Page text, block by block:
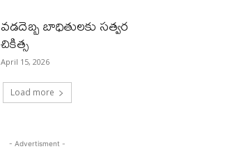
వడదెబ్బ బాధితులకు సత్వర
చికిత్స
April 15, 2026
Load more
- Advertisment -